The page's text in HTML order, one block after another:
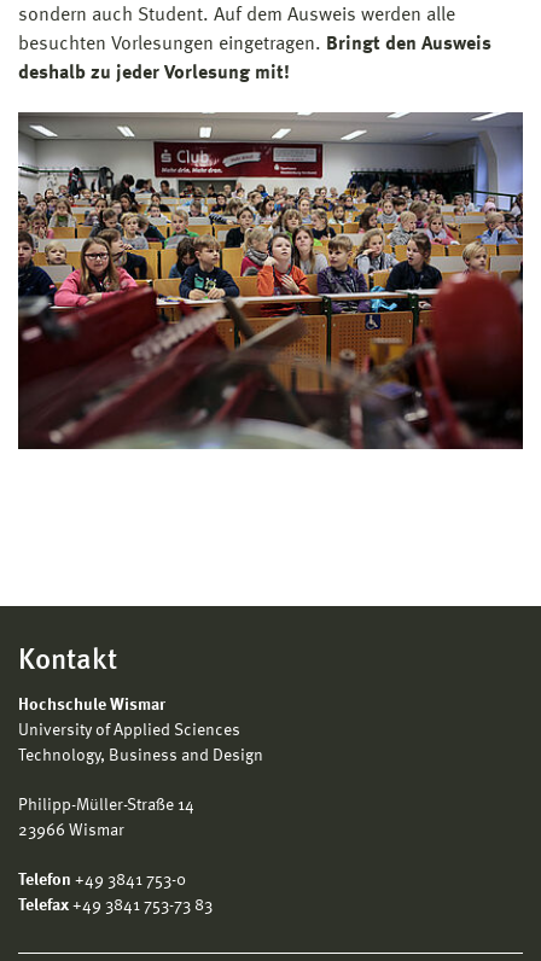
sondern auch Student. Auf dem Ausweis werden alle
besuchten Vorlesungen eingetragen. Bringt den Ausweis
deshalb zu jeder Vorlesung mit!
Kontakt
Hochschule Wismar
University of Applied Sciences
Technology, Business and Design
Philipp-Müller-Straße 14
23966 Wismar
Telefon +49 3841 753-0
Telefax +49 3841 753-73 83